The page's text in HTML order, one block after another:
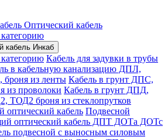
Оптический кабель
кабель Инкаб
Кабель для задувки в трубы
в кабельную канализацию ДПЛ,
из ленты Кабель в грунт ДПС,
из проволоки Кабель в грунт ДПД,
броня из стеклопрутков
оптический кабель Подвесной
оптический кабель ДПТ ДОТа ДОТс
подвесной с выносным силовым